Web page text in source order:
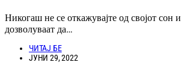
Никогаш не се откажувајте од својот сон
дозволуваат да…
ЧИТАЈ БЕ
ЈУНИ 29, 2022